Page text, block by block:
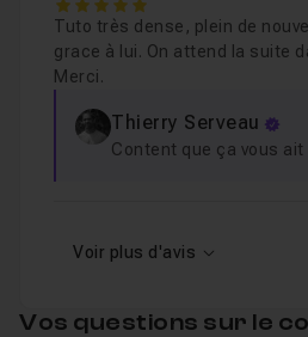
5
Tuto très dense, plein de
grace à lui. On attend la suite
Merci.
Thierry Serveau
Content que ça vous ait
Voir plus d'avis
Vos questions sur le